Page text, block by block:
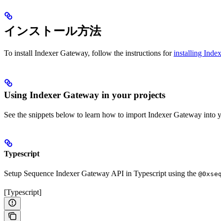
インストール方法
To install Indexer Gateway, follow the instructions forinstalling
Using Indexer Gateway in your projects
See the snippets below to learn how to import Indexer Gateway into
Typescript
Setup Sequence Indexer Gateway API in Typescript using the
[Typescript]